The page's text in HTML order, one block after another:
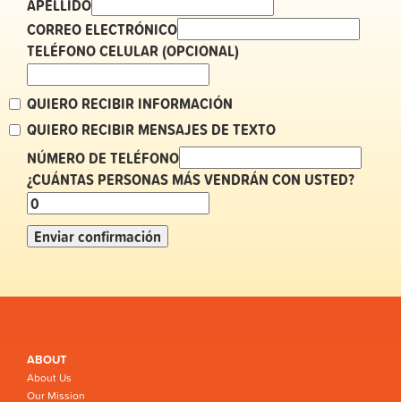
CORREO ELECTRÓNICO
TELÉFONO CELULAR (OPCIONAL)
QUIERO RECIBIR INFORMACIÓN
QUIERO RECIBIR MENSAJES DE TEXTO
NÚMERO DE TELÉFONO
¿CUÁNTAS PERSONAS MÁS VENDRÁN CON USTED?
ABOUT
About Us
Our Mission